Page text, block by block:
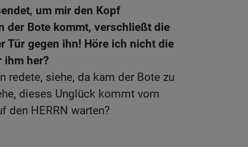
um mir den Kopf
der Bote kommt, verschließt die
Tür gegen ihn! Höre ich nicht die
ihm her?
redete, siehe, da kam der Bote zu
dieses Unglück kommt vom
den HERRN warten?